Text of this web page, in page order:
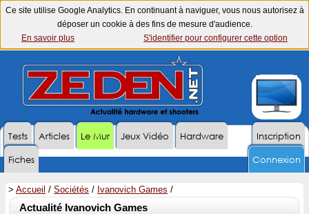
Ce site utilise Google Analytics. En continuant à naviguer, vous nous autorisez à
déposer un cookie à des fins de mesure d'audience.
En savoir plus
S'identifier pour configurer cette option
Inscription
Tests Articles Le Mur Jeux Vidéo
Hardware
Fiches
Connexion
> Accueil / Sociétés / Ivanovich Games /
Actualité Ivanovich Games